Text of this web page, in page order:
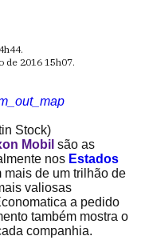
.
de 2016 15h07.
Stock)
Mobil são as
nos Estados
mais de um trilhão de
valiosas
a pedido
também mostra o
companhia.